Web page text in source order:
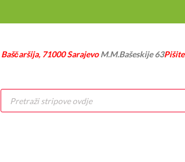
Baščaršija, 71000 SarajevoM.M.Bašeskije 63
Products
search